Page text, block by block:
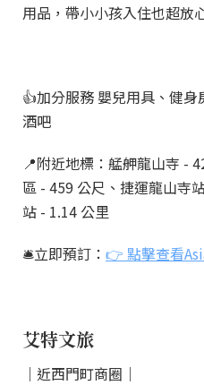
用品，帶小小孩入住也超放
👍加分服務 嬰兒用具、健身
酒吧
📍附近地標：艋舺龍山寺 -
區 - 459 公尺、捷運龍山寺
站 - 1.14 公里
🛎️立即預訂： 👉 點擊查看
艾特文旅
｜近西門町商圈｜